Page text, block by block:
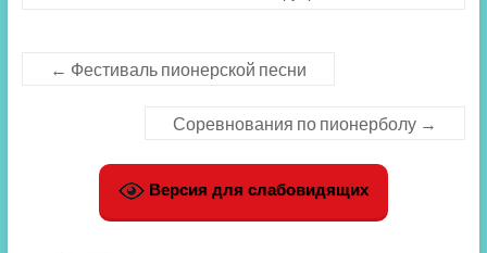
← Фестиваль пионерской песни
Соревнования по пионерболу →
Версия для слабовидящих